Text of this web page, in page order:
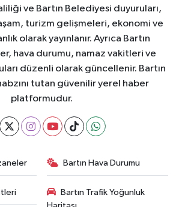
ve Bartın Belediyesi duyuruları,
turizm gelişmeleri, ekonomi ve
olarak yayınlanır. Ayrıca Bartın
hava durumu, namaz vakitleri ve
düzenli olarak güncellenir. Bartın
nabzını tutan güvenilir yerel haber
platformudur.
Bartın Hava Durumu
Bartın Trafik Yoğunluk